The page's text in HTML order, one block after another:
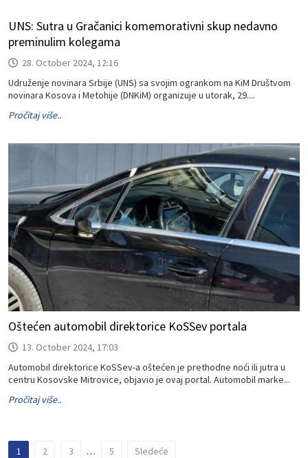
UNS: Sutra u Gračanici komemorativni skup nedavno
preminulim kolegama
28. October 2024, 12:16
Udruženje novinara Srbije (UNS) sa svojim ogrankom na KiM Društvom
novinara Kosova i Metohije (DNKiM) organizuje u utorak, 29....
Pročitaj više..
Oštećen automobil direktorice KoSSev portala
13. October 2024, 17:03
Automobil direktorice KoSSev-a oštećen je prethodne noći ili jutra u
centru Kosovske Mitrovice, objavio je ovaj portal. Automobil marke...
Pročitaj više..
1 2 3 … 5 Sledeće